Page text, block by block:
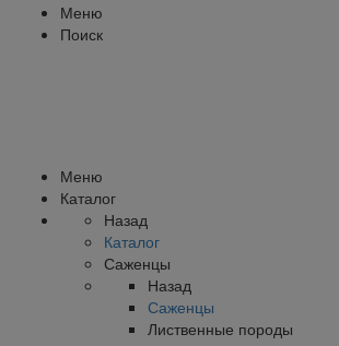
Меню
Поиск
Меню
Каталог
Назад
Каталог
Саженцы
Назад
Саженцы
Лиственные породы